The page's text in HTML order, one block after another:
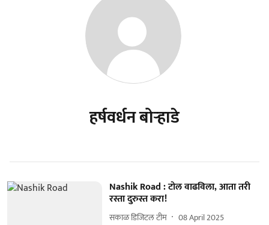
हर्षवर्धन बोऱ्हाडे
Nashik Road : टोल वाढविला, आता तरी
रस्ता दुरुस्त करा!
सकाळ डिजिटल टीम 08 April 2025